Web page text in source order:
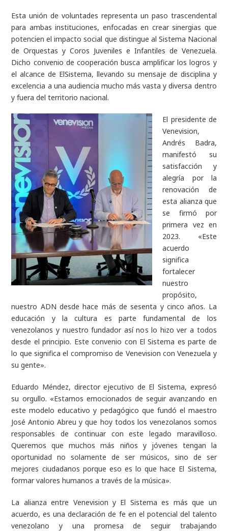
Esta unión de voluntades representa un paso trascendental
para ambas instituciones, enfocadas en crear sinergias que
potencien el impacto social que distingue al Sistema Nacional
de Orquestas y Coros Juveniles e Infantiles de Venezuela.
Dicho convenio de cooperación busca amplificar los logros y
el alcance de ElSistema, llevando su mensaje de disciplina y
excelencia a una audiencia mucho más vasta y diversa dentro
y fuera del territorio nacional.
El presidente de
Venevision,
Andrés Badra,
manifestó su
satisfacción y
alegría por la
renovación de
esta alianza que
se firmó por
primera vez en
2023. «Este
acuerdo
significa
fortalecer
nuestro
propósito,
nuestro ADN desde hace más de sesenta y cinco años. La
educación y la cultura es parte fundamental de los
venezolanos y nuestro fundador así nos lo hizo ver a todos
desde el principio. Este convenio con El Sistema es parte de
lo que significa el compromiso de Venevision con Venezuela y
su gente».
Eduardo Méndez, director ejecutivo de El Sistema, expresó
su orgullo. «Estamos emocionados de seguir avanzando en
este modelo educativo y pedagógico que fundó el maestro
José Antonio Abreu y que hoy todos los venezolanos somos
responsables de continuar con este legado maravilloso.
Queremos que muchos más niños y jóvenes tengan la
oportunidad no solamente de ser músicos, sino de ser
mejores ciudadanos porque eso es lo que hace El Sistema,
formar valores humanos a través de la música».
La alianza entre Venevision y El Sistema es más que un
acuerdo, es una declaración de fe en el potencial del talento
venezolano y una promesa de seguir trabajando